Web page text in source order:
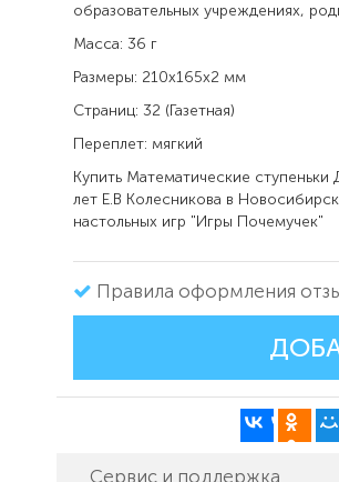
образовательных учреждениях,
Масса: 36 г
Размеры: 210x165x2 мм
Страниц: 32 (Газетная)
Переплет: мягкий
Купить Математические
лет Е.В Колесникова в
настольных игр "Игры Почемучек"
Правила оформления
Сервис и поддержка